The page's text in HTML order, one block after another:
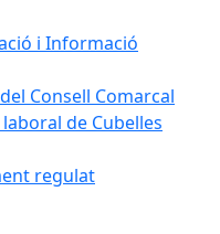
i Informació
Consell Comarcal
de Cubelles
regulat